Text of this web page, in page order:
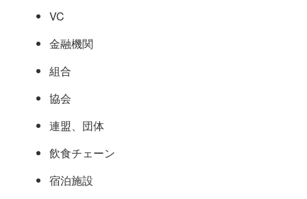
VC
金融機関
組合
協会
連盟、団体
飲食チェーン
宿泊施設